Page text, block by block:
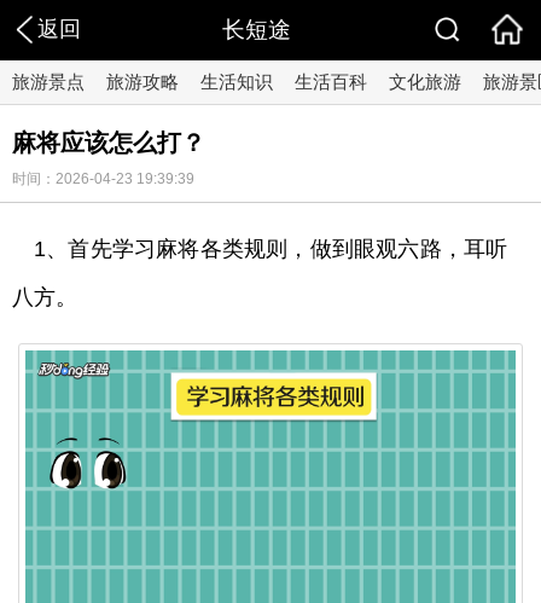
返回 长短途
旅游景点 旅游攻略 生活知识 生活百科 文化旅游 旅游景
麻将应该怎么打？
时间：2026-04-23 19:39:39
1、首先学习麻将各类规则，做到眼观六路，耳听
八方。